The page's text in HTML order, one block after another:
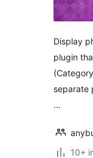
Display
plugin
separate
…
10+